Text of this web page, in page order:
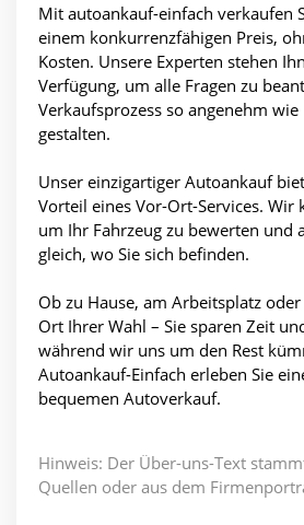
Mit autoankauf-einfach verkaufen
einem konkurrenzfähigen Preis,
Kosten. Unsere Experten stehen
Verfügung, um alle Fragen zu
Verkaufsprozess so angenehm
gestalten.
Unser einzigartiger Autoankauf
Vorteil eines Vor-Ort-Services. Wir
um Ihr Fahrzeug zu bewerten und
gleich, wo Sie sich befinden.
Ob zu Hause, am Arbeitsplatz
Ort Ihrer Wahl – Sie sparen Zeit
während wir uns um den Rest
Autoankauf-Einfach erleben Sie
bequemen Autoverkauf.
Hinweis: Der Über-uns-Text
Quellen oder aus dem